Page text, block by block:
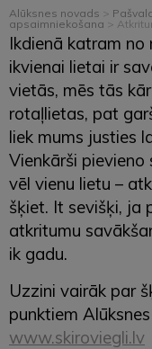
Alūksnes novads >
apsaimniekošana >
Ikdienā katram no
ikvienai lietai ir
vietās, mēs tās
rotaļlietas, pat
liek mums justies
Vienkārši
vēl vienu lietu –
šķiet. It sevišķi, ja
atkritumu
ik gadu.
Uzzini vairāk par
punktiem
www.skiroviegli.lv